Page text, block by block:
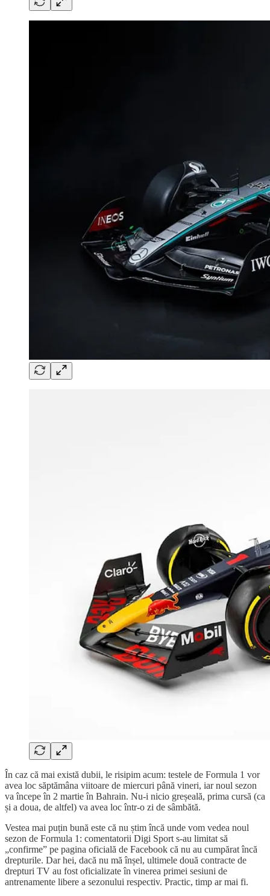
În caz că mai există dubii, le risipim acum: testele de Formula 1 vor
avea loc săptămâna viitoare de miercuri până vineri, iar noul sezon
va începe în 2 martie în Bahrain. Nu-i nicio greșeală, prima cursă (ca
și a doua, de altfel) va avea loc într-o zi de sâmbătă.
Vestea mai puțin bună este că nu știm încă unde vom vedea noul
sezon de Formula 1: comentatorii Digi Sport s-au limitat să
„confirme” pe pagina oficială de Facebook că nu au cumpărat încă
drepturile. Dar hei, dacă nu mă înșel, ultimele două contracte de
drepturi TV au fost oficializate în vinerea primei sesiuni de
antrenamente libere a sezonului respectiv. Practic, timp ar mai fi.